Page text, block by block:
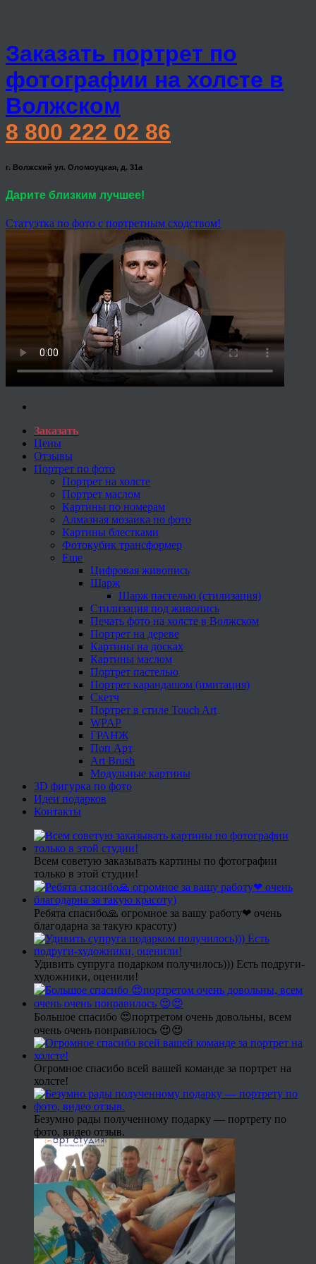
Заказать портрет по
фотографии на холсте в
Волжском
8 800 222 02 86
г. Волжский ул. Оломоуцкая, д. 31а
Дарите близким лучшее!
Статуэтка по фото с портретным сходством!
Заказать
Цены
Отзывы
Портрет по фото
Портрет на холсте
Портрет маслом
Картины по номерам
Алмазная мозаика по фото
Картины блестками
Фотокубик трансформер
Еще
Цифровая живопись
Шарж
Шарж пастелью (стилизация)
Стилизация под живопись
Печать фото на холсте в Волжском
Портрет на дереве
Картины на досках
Картины маслом
Портрет пастелью
Портрет карандашом (имитация)
Скетч
Портрет в стиле Touch Art
WPAP
ГРАНЖ
Поп Арт
Art Brush
Модульные картины
3D фигурка по фото
Идеи подарков
Контакты
Всем советую заказывать картины по фотографии
только в этой студии!
Ребята спасибо🙏 огромное за вашу работу❤ очень
благодарна за такую красоту)
Удивить супруга подарком получилось))) Есть подруги-
художники, оценили!
Большое спасибо 😍портретом очень довольны, всем
очень очень понравилось 😍😍
Огромное спасибо всей вашей команде за портрет на
холсте!
Безумно рады полученному подарку — портрету по
фото, видео отзыв.